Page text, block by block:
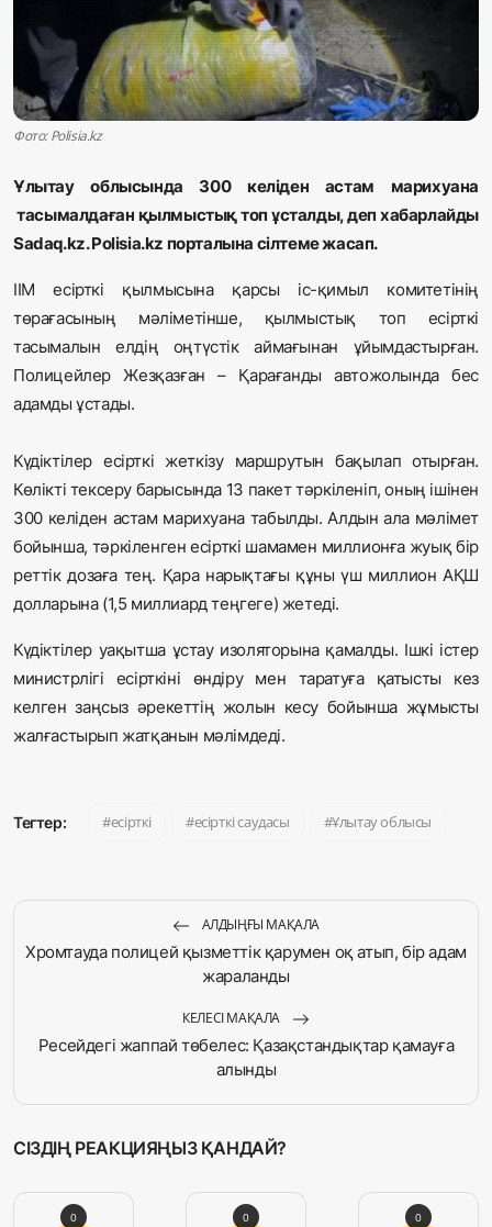
Спорт
Әлем
Журналистік зерттеу
Фото: Polisia.kz
Ұлытау облысында 300 келіден астам марихуана
тасымалдаған қылмыстық топ ұсталды, деп хабарлайды
Sadaq.kz. Polisia.kz порталына сілтеме жасап.
ІІМ есірткі қылмысына қарсы іс-қимыл комитетінің
төрағасының мәліметінше, қылмыстық топ есірткі
тасымалын елдің оңтүстік аймағынан ұйымдастырған.
Полицейлер Жезқазған – Қарағанды автожолында бес
адамды ұстады.
Күдіктілер есірткі жеткізу маршрутын бақылап отырған.
Көлікті тексеру барысында 13 пакет тәркіленіп, оның ішінен
300 келіден астам марихуана табылды. Алдын ала мәлімет
бойынша, тәркіленген есірткі шамамен миллионға жуық бір
реттік дозаға тең. Қара нарықтағы құны үш миллион АҚШ
долларына (1,5 миллиард теңгеге) жетеді.
Күдіктілер уақытша ұстау изоляторына қамалды. Ішкі істер
министрлігі есірткіні өндіру мен таратуға қатысты кез
келген заңсыз әрекеттің жолын кесу бойынша жұмысты
жалғастырып жатқанын мәлімдеді.
Тегтер: есірткі есірткі саудасы Ұлытау облысы
АЛДЫҢҒЫ МАҚАЛА
Хромтауда полицей қызметтік қарумен оқ атып, бір адам
жараланды
КЕЛЕСІ МАҚАЛА
Ресейдегі жаппай төбелес: Қазақстандықтар қамауға
алынды
СІЗДІҢ РЕАКЦИЯҢЫЗ ҚАНДАЙ?
0 0 0